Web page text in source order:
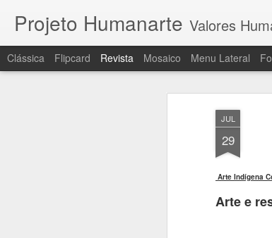
JUL
29
Arte Indígena
Arte e
Projeto Humanarte Valores
Clássica Flipcard Revista Mosaico Menu Lateral